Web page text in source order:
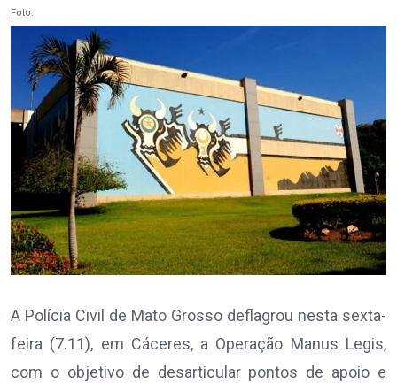
Foto:
A Polícia Civil de Mato Grosso deflagrou nesta sexta-
feira (7.11), em Cáceres, a Operação Manus Legis,
com o objetivo de desarticular pontos de apoio e